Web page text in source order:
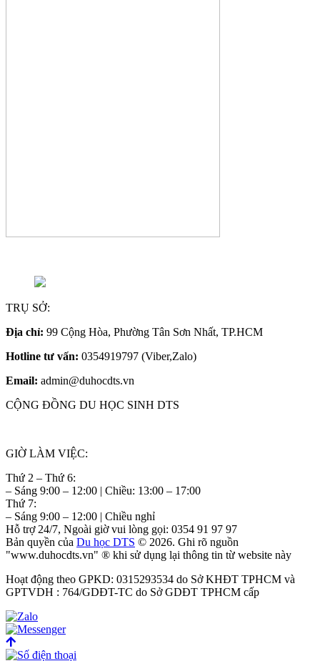
TRỤ SỞ:
Địa chỉ: 99 Cộng Hòa, Phường Tân Sơn Nhất, TP.HCM
Hotline tư vấn: 0354919797 (Viber,Zalo)
Email: admin@duhocdts.vn
CỘNG ĐỒNG DU HỌC SINH DTS
GIỜ LÀM VIỆC:
Thứ 2 – Thứ 6:
– Sáng 9:00 – 12:00 | Chiều: 13:00 – 17:00
Thứ 7:
– Sáng 9:00 – 12:00 | Chiều nghỉ
Hỗ trợ 24/7, Ngoài giờ vui lòng gọi: 0354 91 97 97
Bản quyền của Du học DTS © 2026. Ghi rõ nguồn
"www.duhocdts.vn" ® khi sử dụng lại thông tin từ website này
Hoạt động theo GPKD: 0315293534 do Sở KHĐT TPHCM và
GPTVDH : 764/GDĐT-TC do Sở GDĐT TPHCM cấp